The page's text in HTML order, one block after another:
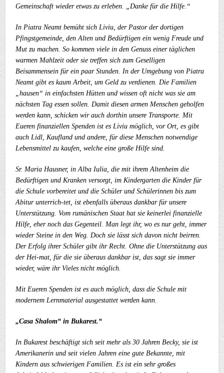
Gemeinschaft wieder etwas zu erleben. „Danke für die Hilfe.“
In Piatra Neamt bemüht sich Liviu, der Pastor der dortigen
Pfingstgemeinde, den Alten und Bedürftigen ein wenig Freude und
Mut zu machen. So kommen viele in den Genuss einer täglichen
warmen Mahlzeit oder sie treffen sich zum Geselligen
Beisammensein für ein paar Stunden. In der Umgebung von Piatra
Neamt gibt es kaum Arbeit, um Geld zu verdienen. Die Familien
„hausen“ in einfachsten Hütten und wissen oft nicht was sie am
nächsten Tag essen sollen. Damit diesen armen Menschen geholfen
werden kann, schicken wir auch dorthin unsere Transporte. Mit
Eueren finanziellen Spenden ist es Liviu möglich, vor Ort, es gibt
auch Lidl, Kaufland und andere, für diese Menschen notwendige
Lebensmittel zu kaufen, welche eine große Hilfe sind.
Sr. Maria Hausner, in Alba Iulia, die mit ihrem Altenheim die
Bedürftigen und Kranken versorgt, im Kindergarten die Kinder für
die Schule vorbereitet und die Schüler und Schülerinnen bis zum
Abitur unterrich-tet, ist ebenfalls überaus dankbar für unsere
Unterstützung. Vom rumänischen Staat hat sie keinerlei finanzielle
Hilfe, eher noch das Gegenteil. Man legt ihr, wo es nur geht, immer
wieder Steine in den Weg. Doch sie lässt sich davon nicht beirren.
Der Erfolg ihrer Schüler gibt ihr Recht. Ohne die Unterstützung aus
der Hei-mat, für die sie überaus dankbar ist, das sagt sie immer
wieder, wäre ihr Vieles nicht möglich.
Mit Eueren Spenden ist es auch möglich, dass die Schule mit
modernem Lernmaterial ausgestattet werden kann.
„Casa Shalom“ in Bukarest.“
In Bukarest beschäftigt sich seit mehr als 30 Jahren Becky, sie ist
Amerikanerin und seit vielen Jahren eine gute Bekannte, mit
Kindern aus schwierigen Familien. Es ist ein sehr großes